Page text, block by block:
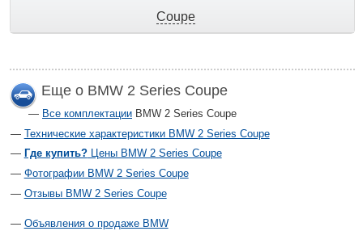
Coupe
Еще о BMW 2 Series Coupe
Все комплектации BMW 2 Series Coupe
Технические характеристики BMW 2 Series Coupe
Где купить?Цены BMW 2 Series Coupe
Фотографии BMW 2 Series Coupe
Отзывы BMW 2 Series Coupe
Объявления о продаже BMW